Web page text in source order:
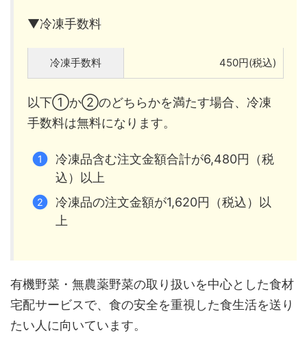
▼冷凍手数料
冷凍手数料 450円(税込)
以下①か②のどちらかを満たす場合、冷凍
手数料は無料になります。
冷凍品含む注文金額合計が6,480円（税
込）以上
冷凍品の注文金額が1,620円（税込）以
上
有機野菜・無農薬野菜の取り扱いを中心とした食材
宅配サービスで、食の安全を重視した食生活を送り
たい人に向いています。